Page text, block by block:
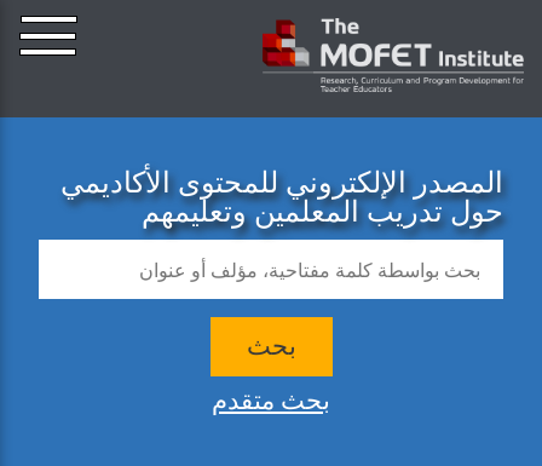
المصدر الإلكتروني للمحتوى الأكاديمي
حول تدريب المعلمين وتعليمهم
بحث
بحث متقدم